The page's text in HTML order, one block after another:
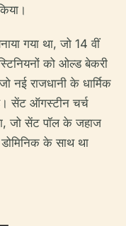
गया था, जो 14 वीं
को ओल्ड बेकरी
नई राजधानी के धार्मिक
सेंट ऑगस्टीन चर्च
जो सेंट पॉल के जहाज
के साथ था